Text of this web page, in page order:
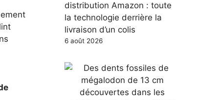
distribution Amazon : toute
la technologie derrière la
livraison d’un colis
6 août 2026